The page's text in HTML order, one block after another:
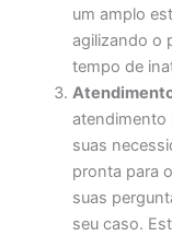
um amplo
agilizando o
tempo de
atendimento
suas
pronta para
suas
seu caso.